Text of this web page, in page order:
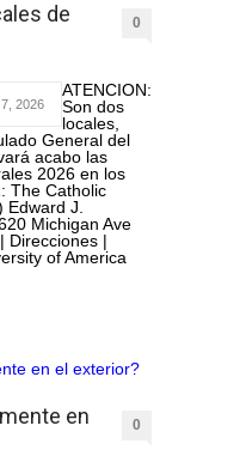
de
0
2026
ATENCION:
Son dos
locales,
General del
acabo las
2026 en los
The Catholic
Edward J.
Michigan Ave
Direcciones |
of America
en
0